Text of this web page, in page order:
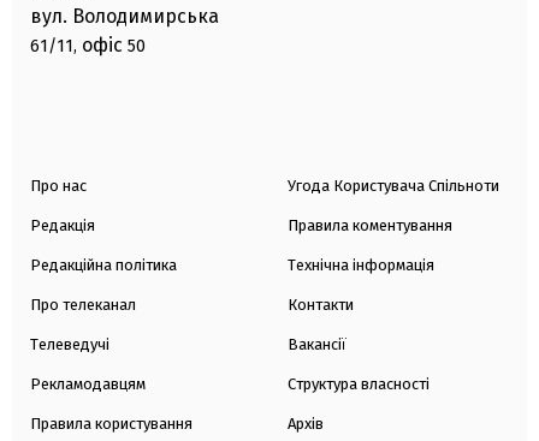
вул. Володимирська
61/11, офіс 50
Про нас
Редакція
Редакційна політика
Про телеканал
Телеведучі
Рекламодавцям
Правила користування
Угода Користувача Спільноти
Правила коментування
Технічна інформація
Контакти
Вакансії
Структура власності
Архів